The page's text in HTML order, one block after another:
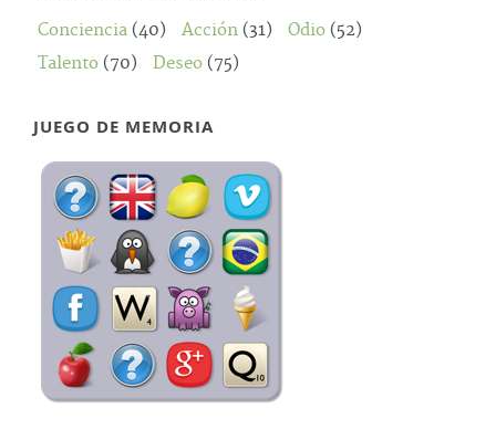
Conciencia (40) Acción (31) Odio (52)
Talento (70) Deseo (75)
JUEGO DE MEMORIA